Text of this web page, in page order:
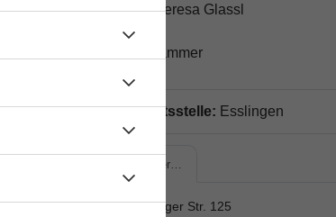
Laura Theresa Glassl
Beate Hammer
Geschäftsstelle: Esslingen
Mettinger…
Mettinger Str. 125